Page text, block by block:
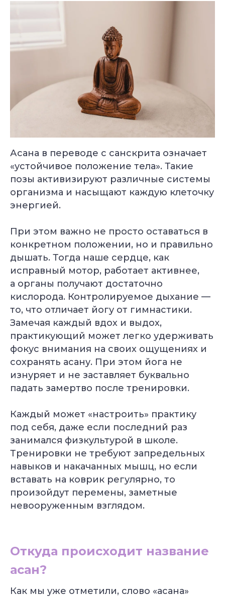
Асана в переводе с санскрита означает
«устойчивое положение тела». Такие
позы активизируют различные системы
организма и насыщают каждую клеточку
энергией.
При этом важно не просто оставаться в
конкретном положении, но и правильно
дышать. Тогда наше сердце, как
исправный мотор, работает активнее,
а органы получают достаточно
кислорода. Контролируемое дыхание —
то, что отличает йогу от гимнастики.
Замечая каждый вдох и выдох,
практикующий может легко удерживать
фокус внимания на своих ощущениях и
сохранять асану. При этом йога не
изнуряет и не заставляет буквально
падать замертво после тренировки.
Каждый может «настроить» практику
под себя, даже если последний раз
занимался физкультурой в школе.
Тренировки не требуют запредельных
навыков и накачанных мышц, но если
вставать на коврик регулярно, то
произойдут перемены, заметные
невооруженным взглядом.
Откуда происходит название
асан?
Как мы уже отметили, слово «асана»